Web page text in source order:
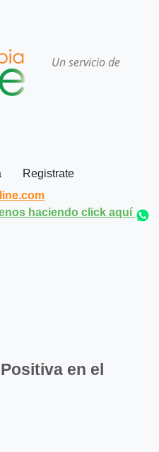
Un servicio de
Registrate
haciendo click aquí
en el